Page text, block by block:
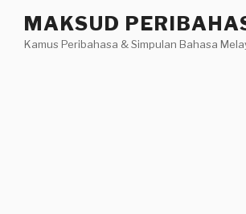
content
MAKSUD
Kamus Peribahasa & Simpulan Bahasa